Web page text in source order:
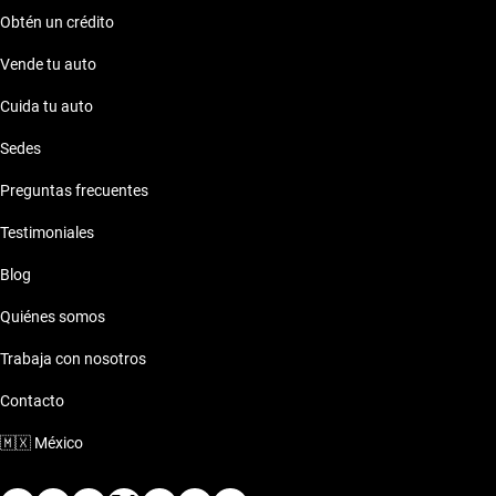
Obtén un crédito
Vende tu auto
Cuida tu auto
Sedes
Preguntas frecuentes
Testimoniales
Blog
Quiénes somos
Trabaja con nosotros
Contacto
🇲🇽 México